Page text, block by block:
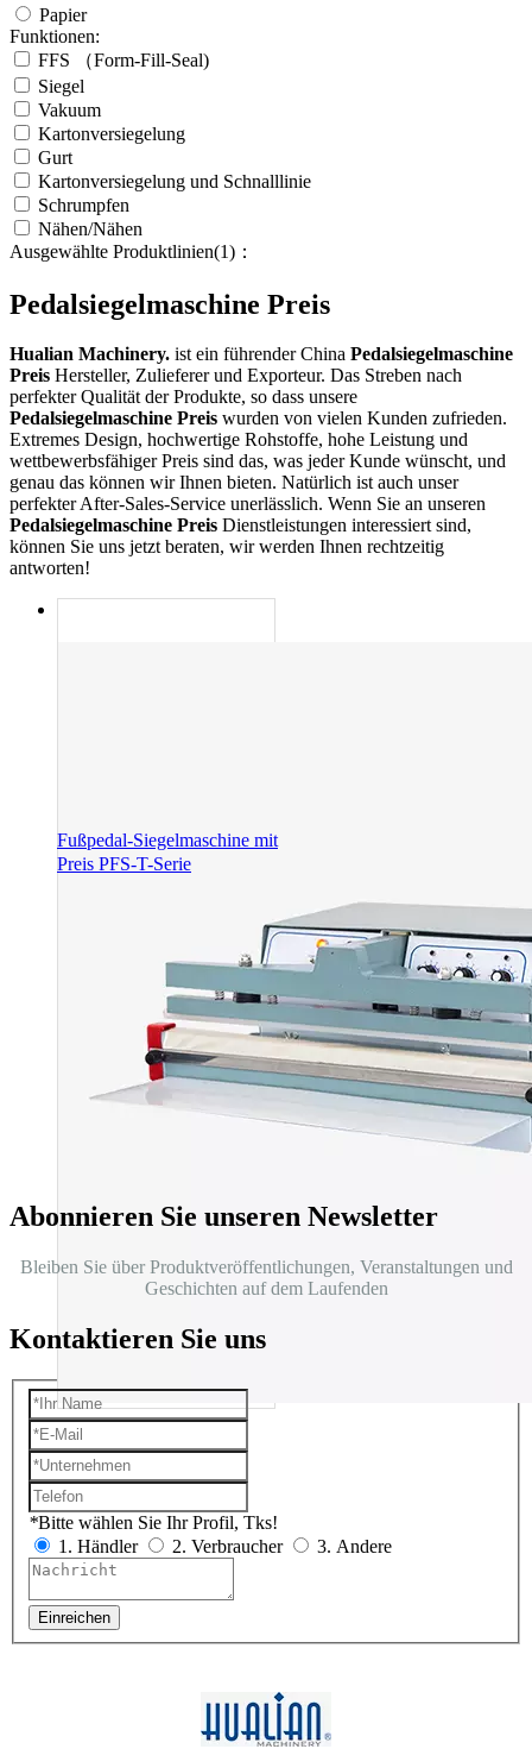
Papier
Funktionen:
FFS （Form-Fill-Seal)
Siegel
Vakuum
Kartonversiegelung
Gurt
Kartonversiegelung und Schnalllinie
Schrumpfen
Nähen/Nähen
Ausgewählte Produktlinien(1)：
Pedalsiegelmaschine Preis
Hualian Machinery. ist ein führender China Pedalsiegelmaschine
Preis Hersteller, Zulieferer und Exporteur. Das Streben nach
perfekter Qualität der Produkte, so dass unsere
Pedalsiegelmaschine Preis wurden von vielen Kunden zufrieden.
Extremes Design, hochwertige Rohstoffe, hohe Leistung und
wettbewerbsfähiger Preis sind das, was jeder Kunde wünscht, und
genau das können wir Ihnen bieten. Natürlich ist auch unser
perfekter After-Sales-Service unerlässlich. Wenn Sie an unseren
Pedalsiegelmaschine Preis Dienstleistungen interessiert sind,
können Sie uns jetzt beraten, wir werden Ihnen rechtzeitig
antworten!
Fußpedal-Siegelmaschine mit
Preis PFS-T-Serie
Abonnieren Sie unseren Newsletter
Bleiben Sie über Produktveröffentlichungen, Veranstaltungen und
Geschichten auf dem Laufenden
Kontaktieren Sie uns
*Bitte wählen Sie Ihr Profil, Tks!
1. Händler
2. Verbraucher 3. Andere
Einreichen